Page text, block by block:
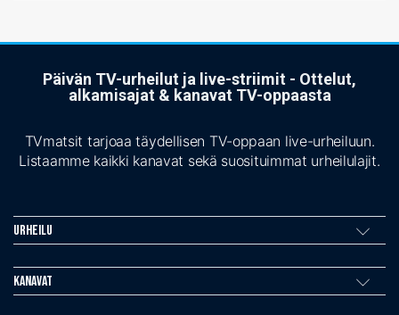
Päivän TV-urheilut ja live-striimit - Ottelut,
alkamisajat & kanavat TV-oppaasta
TVmatsit tarjoaa täydellisen TV-oppaan live-urheiluun.
Listaamme kaikki kanavat sekä suosituimmat urheilulajit.
Urheilu
Kanavat